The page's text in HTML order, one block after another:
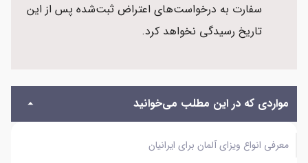
سفارت به درخواست‌های اعتراض ثبت‌شده پس از این
تاریخ رسیدگی نخواهد کرد.
مواردی که در این مطلب می‌خوانید
معرفی انواع ویزای آلمان برای ایرانیان